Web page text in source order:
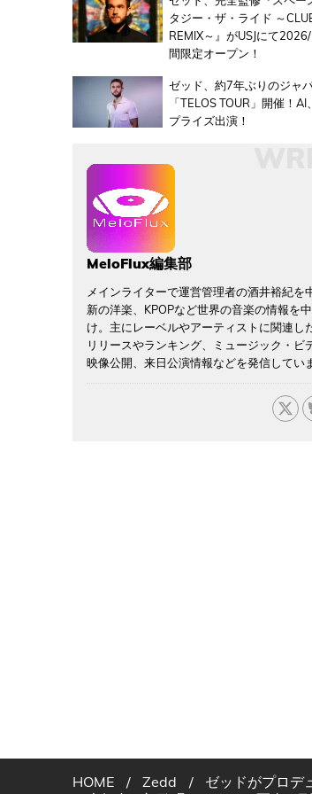
タジー・ザ・ライド ～
REMIX～』がUSJにて
間限定オープン！
ゼッド、約7年ぶりのジャ
「TELOS TOUR」開催！
プライズ出演！
MeloFlux編集部
メインライターで運営管理者の酒井裕紀を
新の洋楽、KPOPなど世界の音楽の情報を
け。主にレーベルやアーティストに関連し
リリースやランキング、ミュージック・ビ
映像公開、来日公演情報などを発信してい
HOME / Zedd /
ゼッドがプロデ